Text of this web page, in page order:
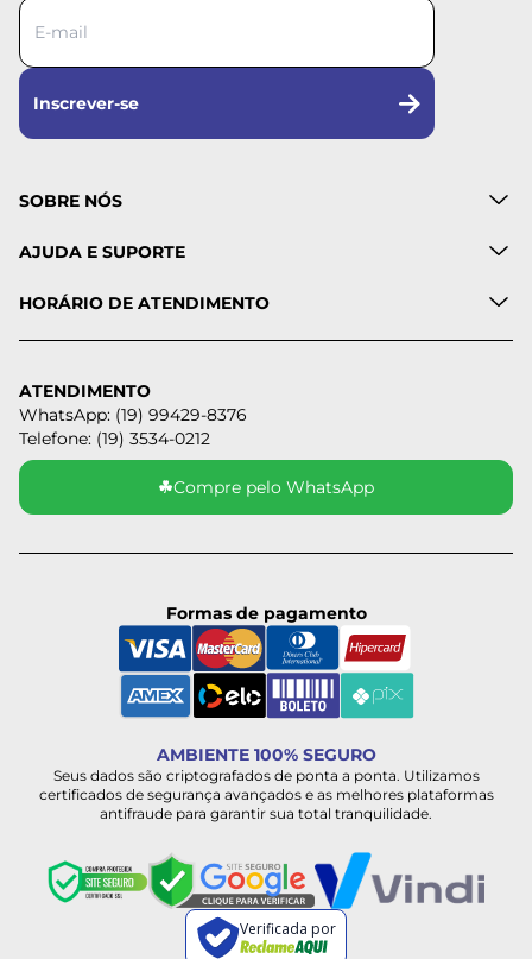
Inscrever-se
SOBRE NÓS
AJUDA E SUPORTE
HORÁRIO DE ATENDIMENTO
ATENDIMENTO
WhatsApp: (19) 99429-8376
Telefone: (19) 3534-0212
☘Compre pelo WhatsApp
Formas de pagamento
AMBIENTE 100% SEGURO
Seus dados são criptografados de ponta a ponta. Utilizamos
certificados de segurança avançados e as melhores plataformas
antifraude para garantir sua total tranquilidade.
Verificada por